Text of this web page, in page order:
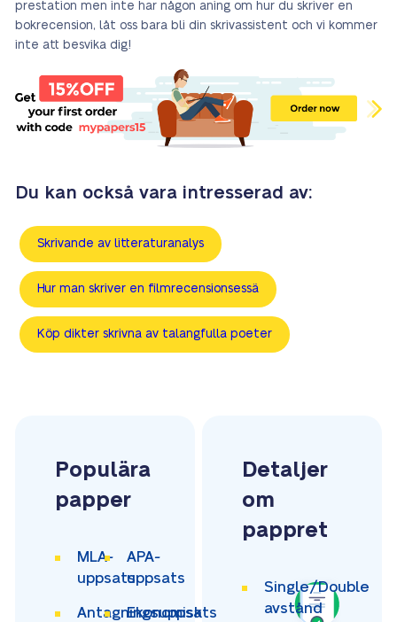
prestation men inte har någon aning om hur du skriver en
bokrecension, låt oss bara bli din skrivassistent och vi kommer
inte att besvika dig!
Du kan också vara intresserad av:
Skrivande av litteraturanalys
Hur man skriver en filmrecensionsessä
Köp dikter skrivna av talangfulla poeter
Populära
papper
MLA-
uppsats
APA-
uppsats
Antagningsuppsats
Ekonomisk
Detaljer
om
pappret
Single/Double
avstånd